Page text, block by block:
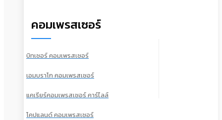
คอมเพรสเซอร์
บิทเซอร์ คอมเพรสเซอร์
เอมบราโก คอมเพรสเซอร์
แคเรียร์คอมเพรสเซอร์ คาร์ไลล์
โคปแลนด์ คอมเพรสเซอร์